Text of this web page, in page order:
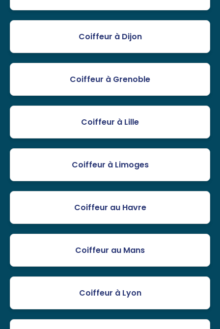
Coiffeur à Dijon
Coiffeur à Grenoble
Coiffeur à Lille
Coiffeur à Limoges
Coiffeur au Havre
Coiffeur au Mans
Coiffeur à Lyon